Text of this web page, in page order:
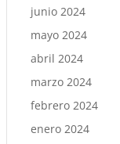
junio 2024
mayo 2024
abril 2024
marzo 2024
febrero 2024
enero 2024